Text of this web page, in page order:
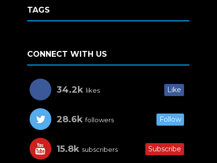
TAGS
CONNECT WITH US
34.2k likes Like
28.6k followers Follow
15.8k subscribers Subscribe